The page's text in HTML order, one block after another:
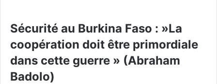
Sécurité au Burkina Faso : »La
coopération doit être primordiale
dans cette guerre » (Abraham
Badolo)